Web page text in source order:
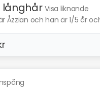
långhår Visa liknande
Åzzian och han är 1/5 år